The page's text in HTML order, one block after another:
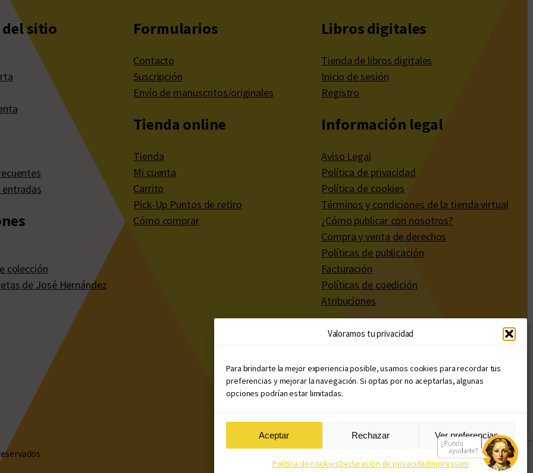
Valoramos tu privacidad
Para brindarte la mejor experiencia posible, usamos cookies para recordar tus
preferencias y mejorar la navegación. Si optas por no aceptarlas, algunas
opciones podrían estar limitadas.
Aceptar Rechazar Ver preferencias
Política de cookiesDeclaración de privacidadImpressum
del sitio
entradas
colección
de José Hernández
Formularios
Contacto
Suscripción
Envío de manuscritos/originales
Tienda online
Tienda
Mi cuenta
Carrito
Pick-Up Puntos de retiro
Cómo comprar
Libros digitales
Tienda de libros digitales
Inicio de sesión
Registro
Información legal
Aviso Legal
Política de privacidad
Política de cookies
Términos y condiciones de la tienda virtual
¿Cómo publicar con nosotros?
Compra y venta de derechos
Políticas de publicación
Facturación
Políticas de coedición
Atribuciones
Diseño web: Llama Creativa